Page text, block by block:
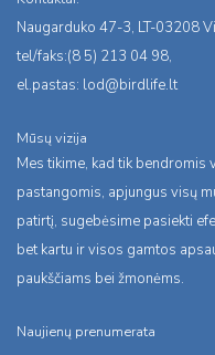
Naugarduko 47-3, LT-03208
tel/faks:(8 5) 213 04 98,
el.pastas: lod@birdlife.lt
Mūsų vizija
Mes tikime, kad tik bendromis
pastangomis, apjungus visų
patirtį, sugebėsime pasiekti
bet kartu ir visos gamtos
paukščiams bei žmonėms.
Naujienų prenumerata